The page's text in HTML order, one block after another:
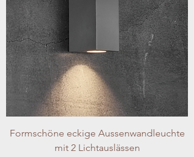
Formschöne eckige Aussenwandleuchte
mit 2 Lichtauslässen